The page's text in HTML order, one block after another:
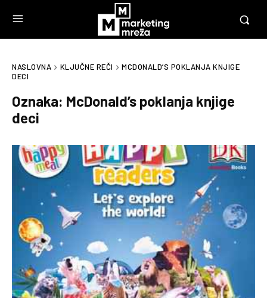
NASLOVNA KLJUČNE REČI
MCDONALD’S POKLANJA KNJIGE
DECI
Oznaka: McDonald’s poklanja knjige
deci